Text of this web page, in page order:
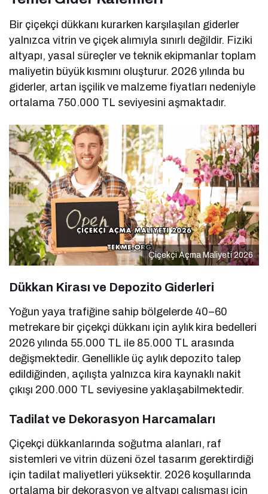
Bir çiçekçi dükkanı kurarken karşılaşılan giderler
yalnızca vitrin ve çiçek alımıyla sınırlı değildir. Fiziki
altyapı, yasal süreçler ve teknik ekipmanlar toplam
maliyetin büyük kısmını oluşturur. 2026 yılında bu
giderler, artan işçilik ve malzeme fiyatları nedeniyle
ortalama 750.000 TL seviyesini aşmaktadır.
Çiçekçi Açma Maliyeti 2026
Dükkan Kirası ve Depozito Giderleri
Yoğun yaya trafiğine sahip bölgelerde 40–60
metrekare bir çiçekçi dükkanı için aylık kira bedelleri
2026 yılında 55.000 TL ile 85.000 TL arasında
değişmektedir. Genellikle üç aylık depozito talep
edildiğinden, açılışta yalnızca kira kaynaklı nakit
çıkışı 200.000 TL seviyesine yaklaşabilmektedir.
Tadilat ve Dekorasyon Harcamaları
Çiçekçi dükkanlarında soğutma alanları, raf
sistemleri ve vitrin düzeni özel tasarım gerektirdiği
için tadilat maliyetleri yüksektir. 2026 koşullarında
ortalama bir dekorasyon ve altyapı çalışması için